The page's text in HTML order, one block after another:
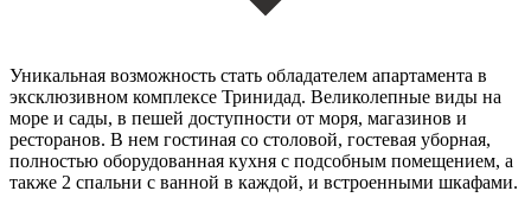
Уникальная возможность стать обладателем апартамента в
эксклюзивном комплексе Тринидад. Великолепные виды на
море и сады, в пешей доступности от моря, магазинов и
ресторанов. В нем гостиная со столовой, гостевая уборная,
полностью оборудованная кухня с подсобным помещением, а
также 2 спальни с ванной в каждой, и встроенными шкафами.